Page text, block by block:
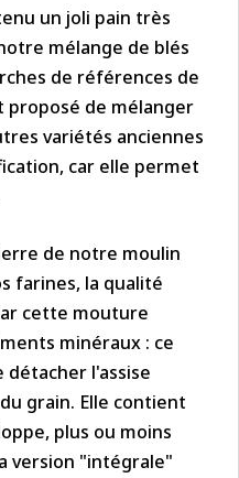
un joli pain très
mélange de blés
de références de
proposé de mélanger
variétés anciennes
car elle permet
de notre moulin
farines, la qualité
cette mouture
minéraux : ce
l'assise
grain. Elle contient
plus ou moins
version "intégrale"